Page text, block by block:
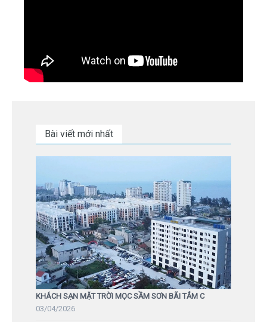
Bài viết mới nhất
KHÁCH SẠN MẶT TRỜI MỌC SẦM SƠN BÃI TẮM C
03/04/2026